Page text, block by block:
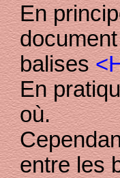
En
balises
En
où.
entre les